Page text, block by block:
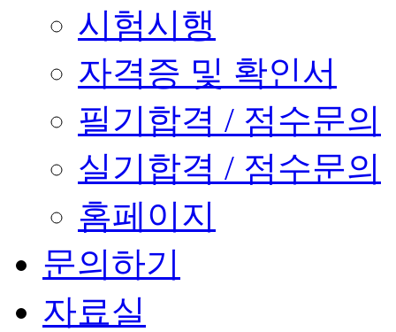
시험시행
자격증 및 확인서
필기합격 / 점수문의
실기합격 / 점수문의
홈페이지
문의하기
자료실